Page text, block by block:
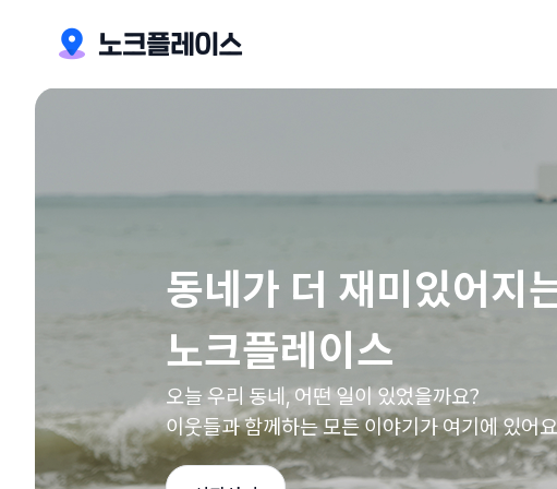
동네가 더 재미있어지
노크플레이스
오늘 우리 동네, 어떤 일이 있었을까요?
이웃들과 함께하는 모든 이야기가 여기에 있어